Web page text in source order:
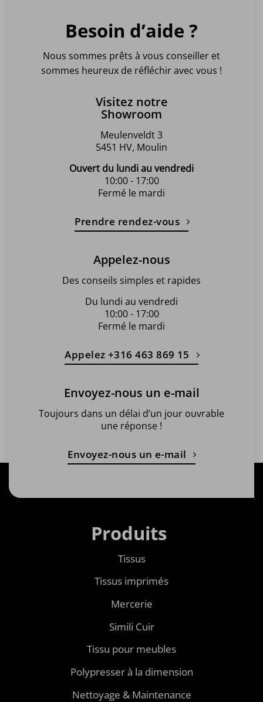
Besoin d’aide ?
Nous sommes prêts à vous conseiller et
sommes heureux de réfléchir avec vous !
Visitez notre
Showroom
Meulenveldt 3
5451 HV, Moulin
Ouvert du lundi au vendredi
10:00 - 17:00
Fermé le mardi
Prendre rendez-vous
Appelez-nous
Des conseils simples et rapides
Du lundi au vendredi
10:00 - 17:00
Fermé le mardi
Appelez +316 463 869 15
Envoyez-nous un e-mail
Toujours dans un délai d’un jour ouvrable
une réponse !
Envoyez-nous un e-mail
Produits
Tissus
Tissus imprimés
Mercerie
Simili Cuir
Tissu pour meubles
Polypresser à la dimension
Nettoyage & Maintenance